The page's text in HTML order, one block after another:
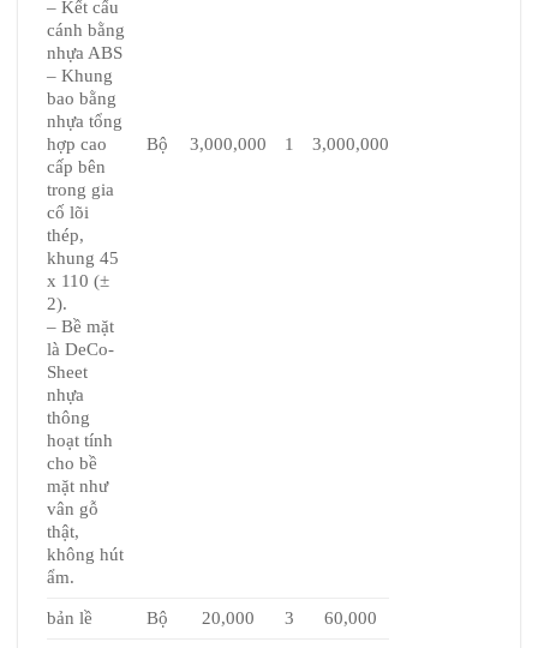
– Kết cấu
cánh bằng
nhựa ABS
– Khung
bao bằng
nhựa tổng
hợp cao
cấp bên
trong gia
cố lõi
thép,
khung 45
x 110 (±
2).
– Bề mặt
là DeCo-
Sheet
nhựa
thông
hoạt tính
cho bề
mặt như
vân gỗ
thật,
không hút
ẩm.
Bộ 3,000,000 1 3,000,000
bản lề Bộ 20,000 3 60,000